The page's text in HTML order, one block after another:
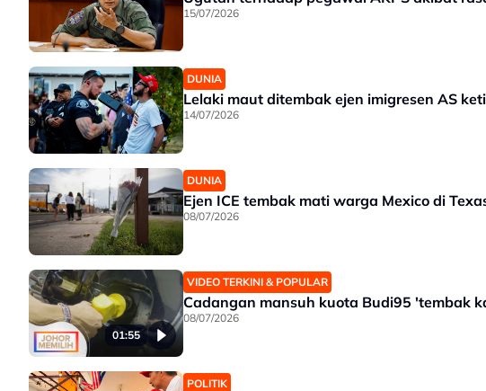
15/07/2026
DUNIA
Lelaki maut ditembak ejen imigresen AS
14/07/2026
DUNIA
Ejen ICE tembak mati warga Mexico di
08/07/2026
01:55
VIDEO TERKINI & POPULAR
Cadangan mansuh kuota Budi95 'tembak
08/07/2026
POLITIK